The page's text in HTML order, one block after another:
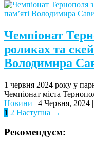
Чемпіонат
роликах та
Володимира
1 червня 2024 року у
Чемпіонат міста
Новини | 4 Червня, 2024 |
1 2 Наступна →
Рекомендуєм: